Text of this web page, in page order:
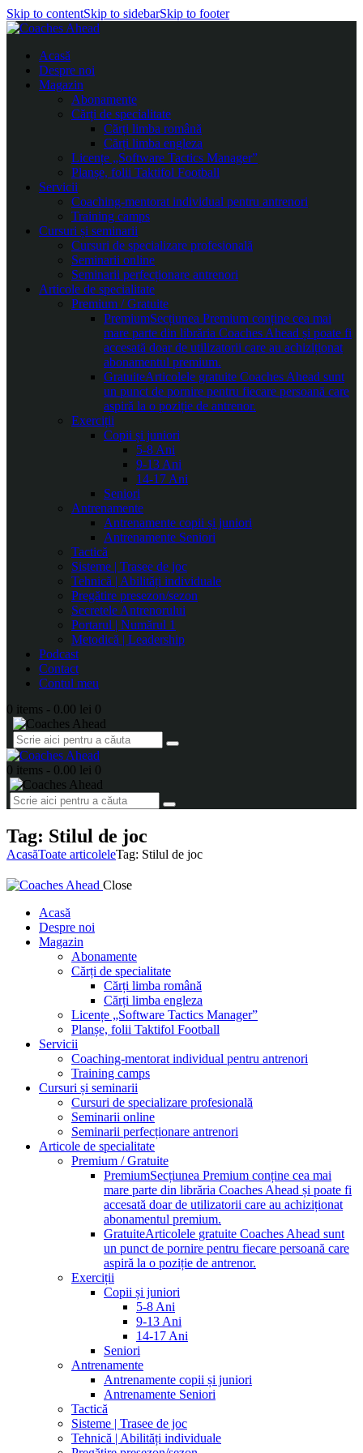
Skip to contentSkip to sidebarSkip to footer
Acasă
Despre noi
Magazin
Abonamente
Cărți de specialitate
Cărți limba română
Cărți limba engleza
Licențe „Software Tactics Manager”
Planșe, folii Taktifol Football
Servicii
Coaching-mentorat individual pentru antrenori
Training camps
Cursuri și seminarii
Cursuri de specializare profesională
Seminarii online
Seminarii perfecționare antrenori
Articole de specialitate
Premium / Gratuite
PremiumSecțiunea Premium conține cea mai
mare parte din librăria Coaches Ahead și poate fi
accesată doar de utilizatorii care au achiziționat
abonamentul premium.
GratuiteArticolele gratuite Coaches Ahead sunt
un punct de pornire pentru fiecare persoană care
aspiră la o poziție de antrenor.
Exerciții
Copii și juniori
5-8 Ani
9-13 Ani
14-17 Ani
Seniori
Antrenamente
Antrenamente copii și juniori
Antrenamente Seniori
Tactică
Sisteme | Trasee de joc
Tehnică | Abilități individuale
Pregătire presezon/sezon
Secretele Antrenorului
Portarul | Numărul 1
Metodică | Leadership
Podcast
Contact
Contul meu
0 items - 0.00 lei 0
0 items - 0.00 lei 0
Tag: Stilul de joc
AcasăToate articoleleTag: Stilul de joc
Close
Acasă
Despre noi
Magazin
Abonamente
Cărți de specialitate
Cărți limba română
Cărți limba engleza
Licențe „Software Tactics Manager”
Planșe, folii Taktifol Football
Servicii
Coaching-mentorat individual pentru antrenori
Training camps
Cursuri și seminarii
Cursuri de specializare profesională
Seminarii online
Seminarii perfecționare antrenori
Articole de specialitate
Premium / Gratuite
PremiumSecțiunea Premium conține cea mai
mare parte din librăria Coaches Ahead și poate fi
accesată doar de utilizatorii care au achiziționat
abonamentul premium.
GratuiteArticolele gratuite Coaches Ahead sunt
un punct de pornire pentru fiecare persoană care
aspiră la o poziție de antrenor.
Exerciții
Copii și juniori
5-8 Ani
9-13 Ani
14-17 Ani
Seniori
Antrenamente
Antrenamente copii și juniori
Antrenamente Seniori
Tactică
Sisteme | Trasee de joc
Tehnică | Abilități individuale